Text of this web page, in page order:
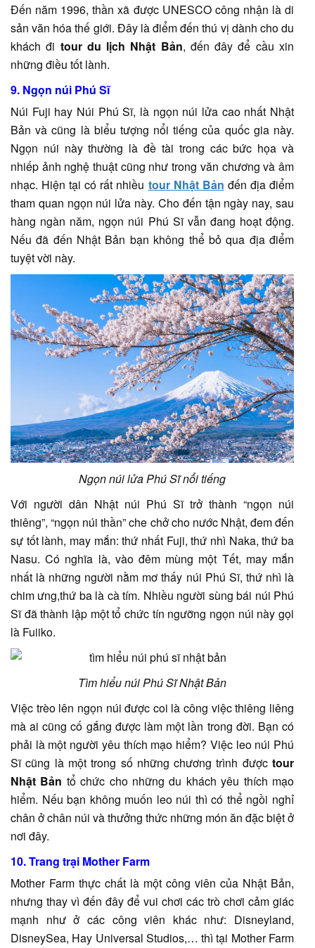
Đến năm 1996, thần xã được UNESCO công nhận là di
sản văn hóa thế giới. Đây là điểm đến thú vị dành cho du
khách đi tour du lịch Nhật Bản, đến đây để cầu xin
những điều tốt lành.
9. Ngọn núi Phú Sĩ
Núi Fuji hay Núi Phú Sĩ, là ngọn núi lửa cao nhất Nhật
Bản và cũng là biểu tượng nổi tiếng của quốc gia này.
Ngọn núi này thường là đề tài trong các bức họa và
nhiếp ảnh nghệ thuật cũng như trong văn chương và âm
nhạc. Hiện tại có rất nhiều tour Nhật Bản đến địa điểm
tham quan ngọn núi lửa này. Cho đến tận ngày nay, sau
hàng ngàn năm, ngọn núi Phú Sĩ vẫn đang hoạt động.
Nếu đã đến Nhật Bản bạn không thể bỏ qua địa điểm
tuyệt vời này.
Ngọn núi lửa Phú Sĩ nổi tiếng
Với người dân Nhật núi Phú Sĩ trở thành “ngọn núi
thiêng”, “ngọn núi thần” che chở cho nước Nhật, đem đến
sự tốt lành, may mắn: thứ nhất Fuji, thứ nhì Naka, thứ ba
Nasu. Có nghĩa là, vào đêm mùng một Tết, may mắn
nhất là những người nằm mơ thấy núi Phú Sĩ, thứ nhì là
chim ưng,thứ ba là cà tím. Nhiều người sùng bái núi Phú
Sĩ đã thành lập một tổ chức tín ngưỡng ngọn núi này gọi
là Fuiiko.
Tìm hiểu núi Phú Sĩ Nhật Bản
Việc trèo lên ngọn núi được coi là công việc thiêng liêng
mà ai cũng cố gắng được làm một lần trong đời. Bạn có
phải là một người yêu thích mạo hiểm? Việc leo núi Phú
Sĩ cũng là một trong số những chương trình được tour
Nhật Bản tổ chức cho những du khách yêu thích mạo
hiểm. Nếu bạn không muốn leo núi thì có thể ngồi nghỉ
chân ở chân núi và thưởng thức những món ăn đặc biệt ở
nơi đây.
10. Trang trại Mother Farm
Mother Farm thực chất là một công viên của Nhật Bản,
nhưng thay vì đến đây để vui chơi các trò chơi cảm giác
mạnh như ở các công viên khác như: Disneyland,
DisneySea, Hay Universal Studios,… thì tại Mother Farm